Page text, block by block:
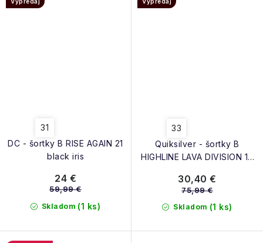
DC - šortky B RISE AGAIN 21
black iris
31
Skladom (1 ks)
24 €
59,99 €
Quiksilver - šortky B
HIGHLINE LAVA DIVISION 19
33
Skladom (1 ks)
30,40 €
75,99 €